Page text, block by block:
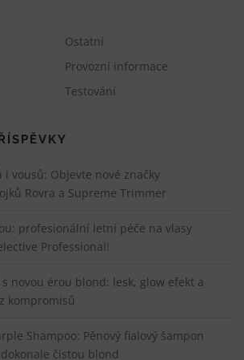
Ostatní
Provozní informace
Testování
i vousů: Objevte nové značky
Rovra a Supreme Trimmer
profesionální letní péče na vlasy
Professional!
novou érou blond: lesk, glow efekt a
kompromisů
Shampoo: Pěnový fialový šampon
čistou blond